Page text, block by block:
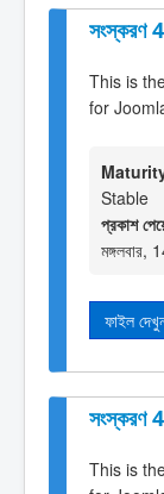
সংস্করণ
This is
for
Stable
প্রকাশ
মঙ্গলবার,
ফাইল
সংস্করণ
This is